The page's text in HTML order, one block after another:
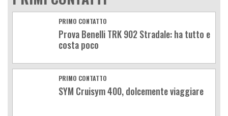
PRIMO CONTATTO
Prova Benelli TRK 902 Stradale: ha tutto e
costa poco
PRIMO CONTATTO
SYM Cruisym 400, dolcemente viaggiare